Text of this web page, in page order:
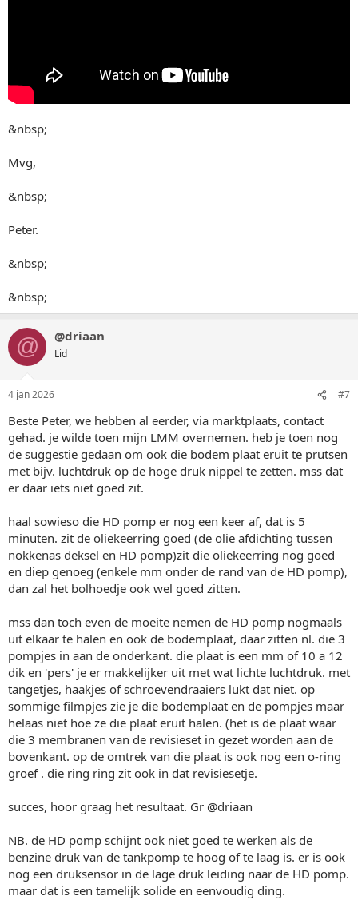
&nbsp;
Mvg,
&nbsp;
Peter.
&nbsp;
&nbsp;
@ @driaan
Lid
4 jan 2026 #7
Beste Peter, we hebben al eerder, via marktplaats, contact
gehad. je wilde toen mijn LMM overnemen. heb je toen nog
de suggestie gedaan om ook die bodem plaat eruit te prutsen
met bijv. luchtdruk op de hoge druk nippel te zetten. mss dat
er daar iets niet goed zit.
haal sowieso die HD pomp er nog een keer af, dat is 5
minuten. zit de oliekeerring goed (de olie afdichting tussen
nokkenas deksel en HD pomp)zit die oliekeerring nog goed
en diep genoeg (enkele mm onder de rand van de HD pomp),
dan zal het bolhoedje ook wel goed zitten.
mss dan toch even de moeite nemen de HD pomp nogmaals
uit elkaar te halen en ook de bodemplaat, daar zitten nl. die 3
pompjes in aan de onderkant. die plaat is een mm of 10 a 12
dik en 'pers' je er makkelijker uit met wat lichte luchtdruk. met
tangetjes, haakjes of schroevendraaiers lukt dat niet. op
sommige filmpjes zie je die bodemplaat en de pompjes maar
helaas niet hoe ze die plaat eruit halen. (het is de plaat waar
die 3 membranen van de revisieset in gezet worden aan de
bovenkant. op de omtrek van die plaat is ook nog een o-ring
groef . die ring ring zit ook in dat revisiesetje.
succes, hoor graag het resultaat. Gr @driaan
NB. de HD pomp schijnt ook niet goed te werken als de
benzine druk van de tankpomp te hoog of te laag is. er is ook
nog een druksensor in de lage druk leiding naar de HD pomp.
maar dat is een tamelijk solide en eenvoudig ding.